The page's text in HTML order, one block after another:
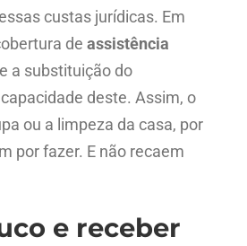
custas jurídicas. Em
de assistência
a substituição do
deste. Assim, o
ou a limpeza da casa, por
por fazer. E não recaem
e receber